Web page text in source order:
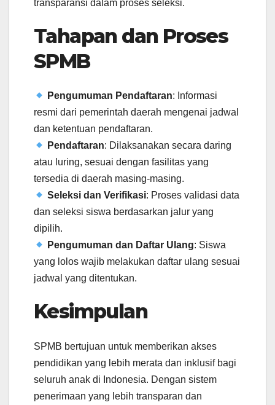
transparansi dalam proses seleksi.
Tahapan dan Proses
SPMB
Pengumuman Pendaftaran: Informasi
resmi dari pemerintah daerah mengenai jadwal
dan ketentuan pendaftaran.
Pendaftaran: Dilaksanakan secara daring
atau luring, sesuai dengan fasilitas yang
tersedia di daerah masing-masing.
Seleksi dan Verifikasi: Proses validasi data
dan seleksi siswa berdasarkan jalur yang
dipilih.
Pengumuman dan Daftar Ulang: Siswa
yang lolos wajib melakukan daftar ulang sesuai
jadwal yang ditentukan.
Kesimpulan
SPMB bertujuan untuk memberikan akses
pendidikan yang lebih merata dan inklusif bagi
seluruh anak di Indonesia. Dengan sistem
penerimaan yang lebih transparan dan